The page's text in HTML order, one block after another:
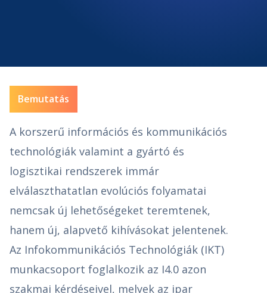
Bemutatás
A korszerű információs és kommunikációs
technológiák valamint a gyártó és
logisztikai rendszerek immár
elválaszthatatlan evolúciós folyamatai
nemcsak új lehetőségeket teremtenek,
hanem új, alapvető kihívásokat jelentenek.
Az Infokommunikációs Technológiák (IKT)
munkacsoport foglalkozik az I4.0 azon
szakmai kérdéseivel, melyek az ipar